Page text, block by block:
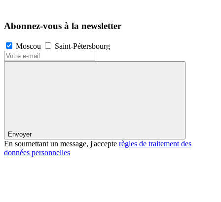
Abonnez-vous à la newsletter
Moscou Saint-Pétersbourg
Envoyer
En soumettant un message, j'accepte règles de traitement des
données personnelles